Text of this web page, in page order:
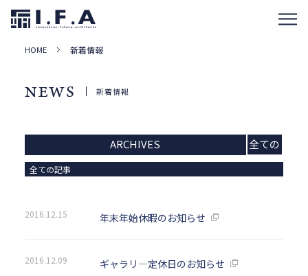
HOME 新着情報
NEWS 新着情報
ARCHIVES
全ての
記事
全ての記事
2016.12.15 年末年始休暇のお知らせ
2016.12.09 ギャラリ―定休日のお知らせ